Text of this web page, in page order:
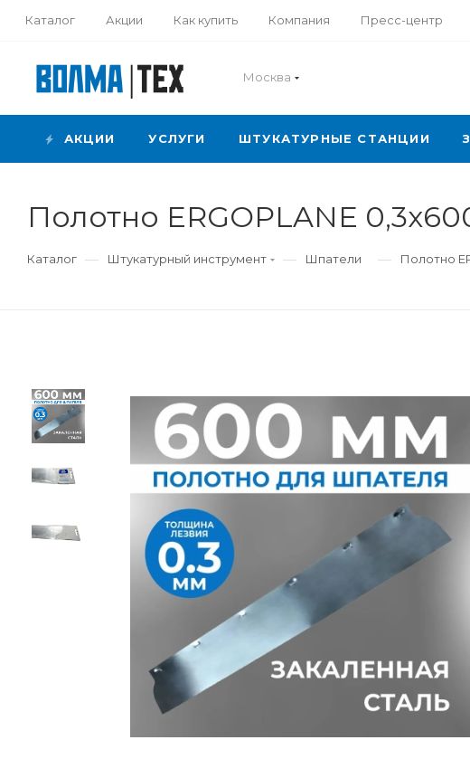
Каталог Акции Как купить Компания Пресс-центр
Москва
АКЦИИ УСЛУГИ ШТУКАТУРНЫЕ СТАНЦИИ
Полотно ERGOPLANE
Каталог — Штукатурный инструмент — Шпатели — Полотно